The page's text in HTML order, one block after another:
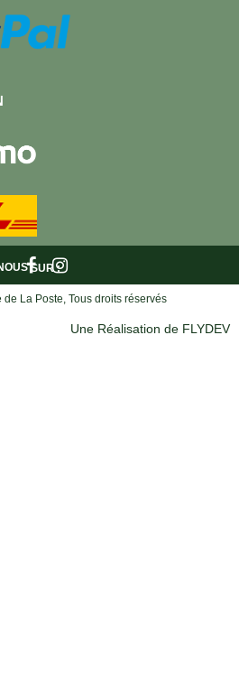
SUR :
La Poste, Tous droits réservés
Une Réalisation de FLYDEV